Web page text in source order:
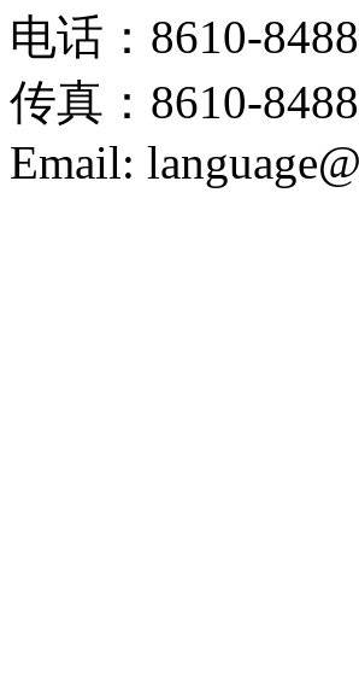
电话：8610-
传真：8610-
Email: